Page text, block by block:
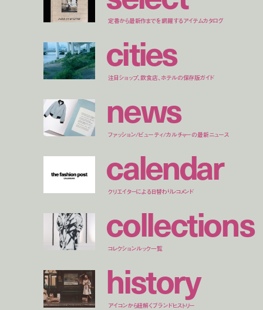
定番から最新作までを網羅するアイテムカタログ
cities
注目ショップ、飲食店、ホテルの保存版ガイド
news
ファッション/ビューティ/カルチャーの最新ニュース
calendar
クリエイターによる日替わりレコメンド
collections
コレクションルック一覧
history
アイコンから紐解くブランドヒストリー